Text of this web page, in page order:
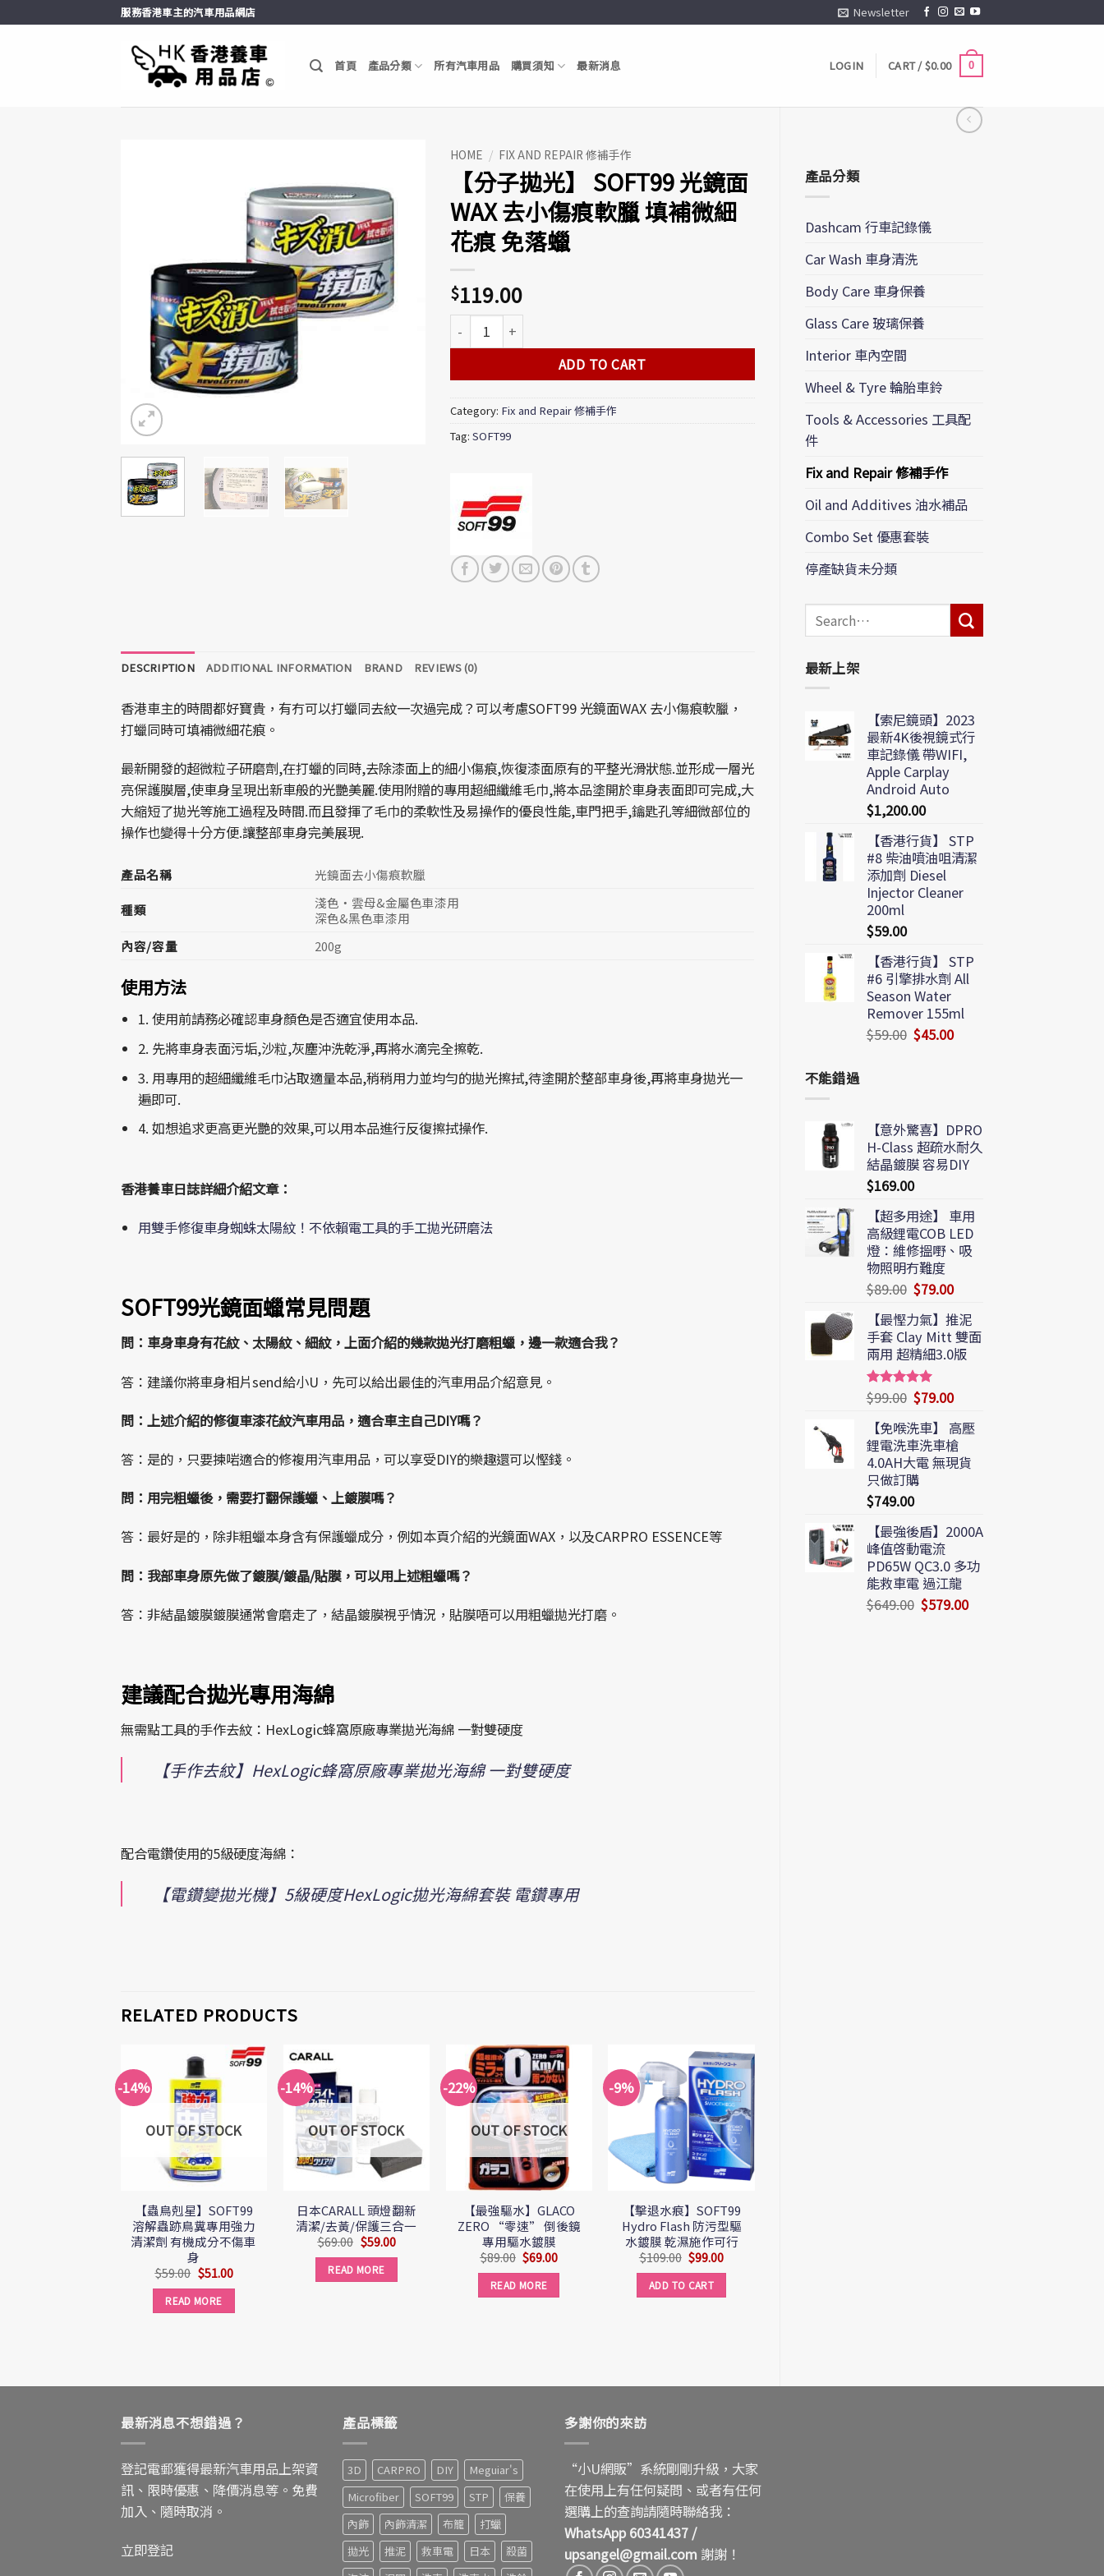
to
服務香港車主的汽車用品網店 Newsletter
首頁 產品分類 所有汽車用品 購買須知 最新消息 LOGIN CART /$0.00 0
產品分類
Dashcam 行車記錄儀
Car Wash 車身清洗
Body Care 車身保養
Glass Care 玻璃保養
Interior 車內空間
Wheel & Tyre 輪胎車鈴
Tools & Accessories 工具配
件
Fix and Repair 修補手作
Oil and Additives 油水補品
Combo Set 優惠套裝
停產缺貨未分類
Search
for:
最新上架
【索尼鏡頭】2023
最新4K後視鏡式行
車記錄儀 帶WIFI,
Apple Carplay
Android Auto
$1,200.00
【香港行貨】 STP
#8 柴油噴油咀清潔
添加劑 Diesel
Injector Cleaner
200ml
$59.00
【香港行貨】 STP
#6 引擎排水劑 All
Season Water
Remover 155ml
$59.00 $45.00
不能錯過
【意外驚喜】DPRO
H-Class 超疏水耐久
結晶鍍膜 容易DIY
$169.00
【超多用途】 車用
高級鋰電COB LED
燈：維修搵嘢、吸
物照明冇難度
$89.00 $79.00
【最慳力氣】推泥
手套 Clay Mitt 雙面
兩用 超精細3.0版
Rated5.00
out of 5
$99.00 $79.00
【免喉洗車】 高壓
鋰電洗車洗車槍
4.0AH大電 無現貨
只做訂購
$749.00
【最強後盾】2000A
峰值啓動電流
PD65W QC3.0 多功
能救車電 過江龍
$649.00 $579.00
Add to
Wishlist
HOME / FIX AND REPAIR 修補手作
【分子拋光】 SOFT99 光鏡面
WAX 去小傷痕軟臘 填補微細
花痕 免落蠟
$119.00
【分子拋光】 SOFT99 光鏡面WAX 去小傷痕軟臘 填補微細花痕 免落蠟 quantity
ADD TO CART
Category: Fix and Repair 修補手作
Tag: SOFT99
DESCRIPTION ADDITIONAL INFORMATION BRAND REVIEWS (0)
香港車主的時間都好寶貴，有冇可以打蠟同去紋一次過完成？可以考慮SOFT99 光鏡面WAX 去小傷痕軟臘，
打蠟同時可填補微細花痕。
最新開發的超微粒子研磨劑,在打蠟的同時,去除漆面上的細小傷痕,恢復漆面原有的平整光滑狀態.並形成一層光
亮保護膜層,使車身呈現出新車般的光艷美麗.使用附贈的專用超細纖維毛巾,將本品塗開於車身表面即可完成,大
大縮短了拋光等施工過程及時間.而且發揮了毛巾的柔軟性及易操作的優良性能,車門把手,鑰匙孔等細微部位的
操作也變得十分方便.讓整部車身完美展現.
產品名稱 光鏡面去小傷痕軟臘
種類
淺色‧雲母&金屬色車漆用
深色&黑色車漆用
內容/容量
200g
使用方法
1. 使用前請務必確認車身顏色是否適宜使用本品.
2. 先將車身表面污垢,沙粒,灰塵沖洗乾淨,再將水滴完全擦乾.
3. 用專用的超細纖維毛巾沾取適量本品,稍稍用力並均勻的拋光擦拭,待塗開於整部車身後,再將車身拋光一
遍即可.
4. 如想追求更高更光艷的效果,可以用本品進行反復擦拭操作.
香港養車日誌詳細介紹文章：
用雙手修復車身蜘蛛太陽紋！不依賴電工具的手工拋光研磨法
SOFT99光鏡面蠟常見問題
問：車身車身有花紋、太陽紋、細紋，上面介紹的幾款拋光打磨粗蠟，邊一款適合我？
答：建議你將車身相片send給小U，先可以給出最佳的汽車用品介紹意見。
問：上述介紹的修復車漆花紋汽車用品，適合車主自己DIY嗎？
答：是的，只要揀啱適合的修複用汽車用品，可以享受DIY的樂趣還可以慳錢。
問：用完粗蠟後，需要打翻保護蠟、上鍍膜嗎？
答：最好是的，除非粗蠟本身含有保護蠟成分，例如本頁介紹的光鏡面WAX，以及CARPRO ESSENCE等
問：我部車身原先做了鍍膜/鍍晶/貼膜，可以用上述粗蠟嗎？
答：非結晶鍍膜鍍膜通常會磨走了，結晶鍍膜視乎情況，貼膜唔可以用粗蠟拋光打磨。
建議配合拋光專用海綿
無需點工具的手作去紋：HexLogic蜂窩原廠專業拋光海綿 一對雙硬度
【手作去紋】HexLogic蜂窩原廠專業拋光海綿 一對雙硬度
配合電鑽使用的5級硬度海綿：
【電鑽變拋光機】5級硬度HexLogic拋光海綿套裝 電鑽專用
RELATED PRODUCTS
-14%
Wishlist
OUT OF STOCK
【蟲鳥剋星】SOFT99
溶解蟲跡鳥糞專用強力
清潔劑 有機成分不傷車
身
$59.00 $51.00
READ MORE
-14%
OUT OF STOCK
日本CARALL 頭燈翻新
清潔/去黃/保護三合一
$69.00 $59.00
READ MORE
-22%
Add to
Wishlist
OUT OF STOCK
【最強驅水】GLACO
ZERO “零速” 倒後鏡
專用驅水鍍膜
$89.00 $69.00
READ MORE
-9%
Add to
Wishlist
【擊退水痕】SOFT99
Hydro Flash 防污型驅
水鍍膜 乾濕施作可行
$109.00 $99.00
ADD TO CART
最新消息不想錯過？
登記電郵獲得最新汽車用品上架資
訊、限時優惠、降價消息等。免費
加入、隨時取消。
立即登記
產品標籤
3D CARPRO DIY
Meguiar's
Microfiber
SOFT99 STP
保養
內飾
內飾清潔 布籠
打蠟
拋光
推泥 救車電 日本
殺菌
多謝你的來訪
“小U網販”系統剛剛升級，大家
在使用上有任何疑問、或者有任何
選購上的查詢請隨時聯絡我：
WhatsApp 60341437 /
upsangel@gmail.com 謝謝！